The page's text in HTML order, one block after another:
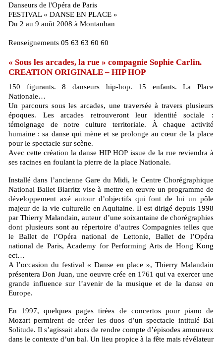
Danseurs de l'Opéra de Paris
FESTIVAL « DANSE EN PLACE »
Du 2 au 9 août 2008 à Montauban
Renseignements 05 63 63 60 60
« Sous les arcades, la rue » compagnie Sophie Carlin.
CREATION ORIGINALE – HIP HOP
150 figurants. 8 danseurs hip-hop. 15 enfants. La Place
Nationale…
Un parcours sous les arcades, une traversée à travers plusieurs
époques. Les arcades retrouveront leur identité sociale :
témoignage de notre culture territoriale. À chaque activité
humaine : sa danse qui mène et se prolonge au cœur de la place
pour le spectacle sur scène.
Avec cette création la danse HIP HOP issue de la rue reviendra à
ses racines en foulant la pierre de la place Nationale.
Installé dans l’ancienne Gare du Midi, le Centre Chorégraphique
National Ballet Biarritz vise à mettre en œuvre un programme de
développement axé autour d’objectifs qui font de lui un pôle
majeur de la vie culturelle en Aquitaine. Il est dirigé depuis 1998
par Thierry Malandain, auteur d’une soixantaine de chorégraphies
dont plusieurs sont au répertoire d’autres Compagnies telles que
le Ballet de l’Opéra national de Lettonie, Ballet de l’Opéra
national de Paris, Academy for Performing Arts de Hong Kong
ect…
A l’occasion du festival « Danse en place », Thierry Malandain
présentera Don Juan, une oeuvre crée en 1761 qui va exercer une
grande influence sur l’avenir de la musique et de la danse en
Europe.
En 1997, quelques pages tirées de concertos pour piano de
Mozart permirent de créer les duos d’un spectacle intitulé Bal
Solitude. Il s’agissait alors de rendre compte d’épisodes amoureux
dans le contexte d’un bal. Un lieu propice à la fête mais révélateur